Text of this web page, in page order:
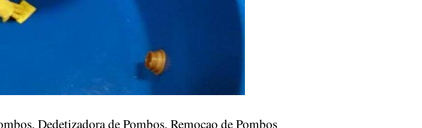
Dedetizadora de Pombos, Remocao de Pombos